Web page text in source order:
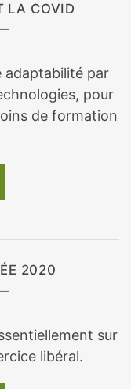
LA COVID
adaptabilité par
pour
de formation
2020
sur
libéral.